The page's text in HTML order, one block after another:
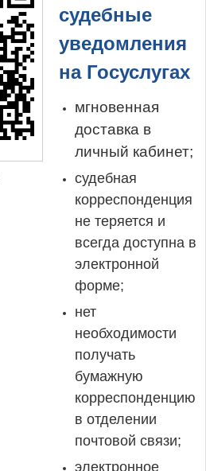
судебные
уведомления
на Госуслугах
мгновенная
доставка в
личный кабинет;
судебная
корреспонденция
не теряется и
всегда доступна в
электронной
форме;
нет
необходимости
получать
бумажную
корреспонденцию
в отделении
почтовой связи;
электронное